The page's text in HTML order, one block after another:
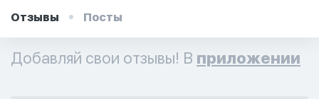
Отзывы Посты
Добавляй свои отзывы! В приложении